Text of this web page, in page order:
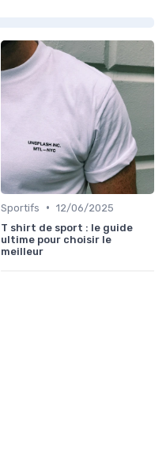
Sportifs • 12/06/2025
T shirt de sport : le guide
ultime pour choisir le
meilleur